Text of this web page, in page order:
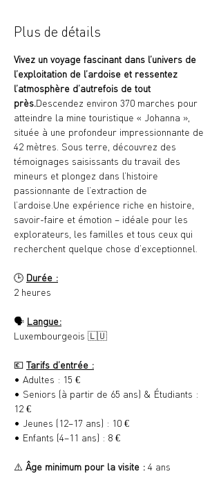
Plus de détails
Vivez un voyage fascinant dans l’univers de
l’exploitation de l’ardoise et ressentez
l’atmosphère d’autrefois de tout
près.Descendez environ 370 marches pour
atteindre la mine touristique « Johanna »,
située à une profondeur impressionnante de
42 mètres. Sous terre, découvrez des
témoignages saisissants du travail des
mineurs et plongez dans l’histoire
passionnante de l’extraction de
l’ardoise.Une expérience riche en histoire,
savoir-faire et émotion – idéale pour les
explorateurs, les familles et tous ceux qui
recherchent quelque chose d’exceptionnel.
🕒 Durée :
2 heures
🗣️ Langue:
Luxembourgeois 🇱🇺
💶 Tarifs d’entrée :
• Adultes : 15 €
• Seniors (à partir de 65 ans) & Étudiants :
12 €
• Jeunes (12–17 ans) : 10 €
• Enfants (4–11 ans) : 8 €
⚠️ Âge minimum pour la visite : 4 ans